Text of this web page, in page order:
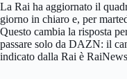
La Rai ha aggiornato il
giorno in chiaro e, per
Questo cambia la risposta
passare solo da DAZN: il
indicato dalla Rai è